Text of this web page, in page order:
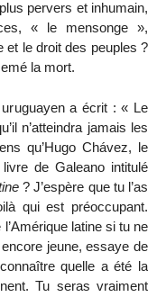
pervers et inhumain,
« le mensonge »,
et le droit des peuples ?
la mort.
a écrit : « Le
n’atteindra jamais les
qu’Hugo Chávez, le
de Galeano intitulé
? J’espère que tu l’as
qui est préoccupant.
latine si tu ne
jeune, essaye de
quelle a été la
Tu seras vraiment